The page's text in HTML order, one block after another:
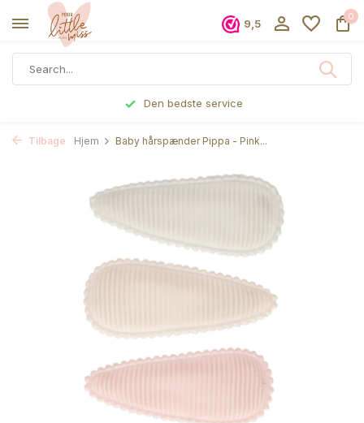
9,5
0
Den bedste service
Tilbage Hjem Baby hårspænder Pippa - Pink...